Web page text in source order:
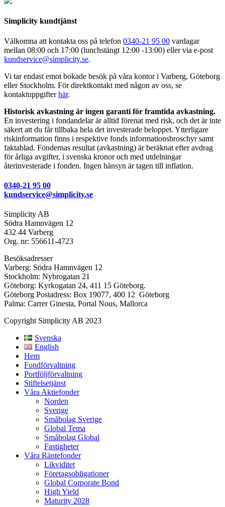
Simplicity kundtjänst
Välkomna att kontakta oss på telefon 0340-21 95 00 vardagar
mellan 08:00 och 17:00 (lunchstängt 12:00 -13:00) eller via e-post
kundservice@simplicity.se.
Vi tar endast emot bokade besök på våra kontor i Varberg, Göteborg
eller Stockholm. För direktkontakt med någon av oss, se
kontaktuppgifterhär.
Historisk avkastning är ingen garanti för framtida avkastning.
En investering i fondandelar är alltid förenat med risk, och det är inte
säkert att du får tillbaka hela det investerade beloppet. Ytterligare
riskinformation finns i respektive fonds informationsbroschyr samt
faktablad. Fondernas resultat (avkastning) är beräknat efter avdrag
för årliga avgifter, i svenska kronor och med utdelningar
återinvesterade i fonden. Ingen hänsyn är tagen till inflation.
0340-21 95 00
kundservice@simplicity.se
Simplicity AB
Södra Hamnvägen 12
432 44 Varberg
Org. nr: 556611-4723
Besöksadresser
Varberg: Södra Hamnvägen 12
Stockholm: Nybrogatan 21
Göteborg: Kyrkogatan 24, 411 15 Göteborg.
Göteborg Postadress: Box 19077, 400 12 Göteborg
Palma: Carrer Ginesta, Portal Nous, Mallorca
Copyright Simplicity AB 2023
Svenska
English
Hem
Fondförvaltning
Portföljförvaltning
Stiftelsetjänst
Våra Aktiefonder
Norden
Sverige
Småbolag Sverige
Global Tema
Småbolag Global
Fastigheter
Våra Räntefonder
Likviditet
Företagsobligationer
Global Corporate Bond
High Yield
Maturity 2028